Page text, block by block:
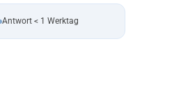
Antwort < 1 Werktag